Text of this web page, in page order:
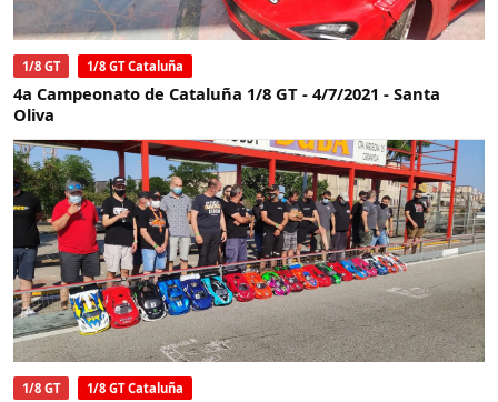
1/8 GT 1/8 GT Cataluña
4a Campeonato de Cataluña 1/8 GT - 4/7/2021 - Santa
Oliva
1/8 GT 1/8 GT Cataluña